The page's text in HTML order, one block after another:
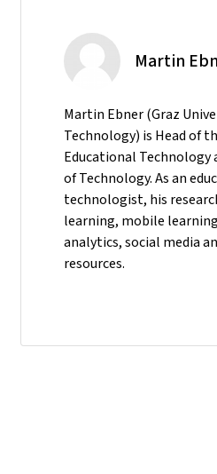
Martin
Martin Ebner (Graz
Technology) is Head of
Educational Technology
of Technology. As an
technologist, his
learning, mobile
analytics, social media
resources.